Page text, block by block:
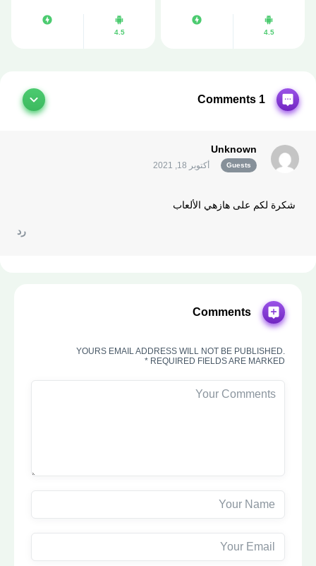
4.5
4.5
1 Comments
Unknown
Guests أكتوبر 18, 2021
شكرة لكم على هازهي الألعاب
رد
Comments
YOURS EMAIL ADDRESS WILL NOT BE PUBLISHED.
REQUIRED FIELDS ARE MARKED *